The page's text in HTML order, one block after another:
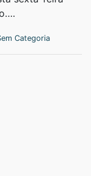
Categoria